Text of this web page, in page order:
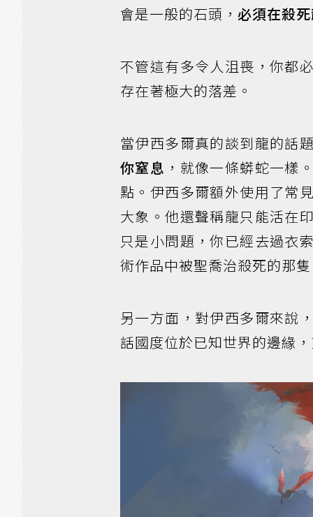
會是一般的石頭， 必須在殺
不管這有多令人沮喪，你都
存在著極大的落差。
當伊西多爾真的談到龍的話
你窒息 ，就像一條蟒蛇一樣
點。伊西多爾額外使用了常
大象。他還聲稱龍只能活在
只是小問題，你已經去過衣
術作品中被聖喬治殺死的那
另一方面，對伊西多爾來說
話國度位於已知世界的邊緣